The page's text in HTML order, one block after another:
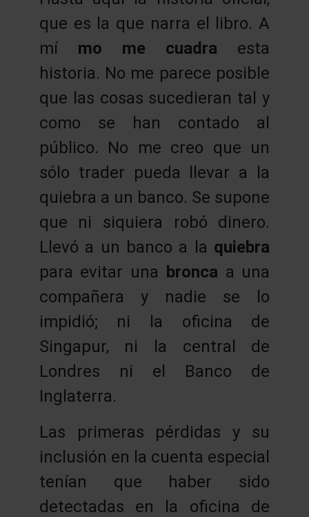
que es la que narra el libro. A
mí mo me cuadra esta
historia. No me parece posible
que las cosas sucedieran tal y
como se han contado al
público. No me creo que un
sólo trader pueda llevar a la
quiebra a un banco. Se supone
que ni siquiera robó dinero.
Llevó a un banco a la quiebra
para evitar una bronca a una
compañera y nadie se lo
impidió; ni la oficina de
Singapur, ni la central de
Londres ni el Banco de
Inglaterra.
Las primeras pérdidas y su
inclusión en la cuenta especial
tenían que haber sido
detectadas en la oficina de